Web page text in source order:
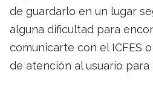
de guardarlo en un lugar
alguna dificultad para
comunicarte con el ICFES
de atención al usuario